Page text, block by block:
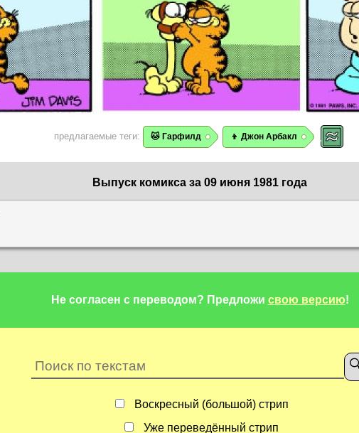
предлагаемые теги: 🐱 Гарфилд 👦 Джон Арбакл
Выпуск комикса за 09 июня 1981 года
Не согласен с переводом? Предложи свою версию!
Воскресный (большой) стрип
Уже переведённый стрип